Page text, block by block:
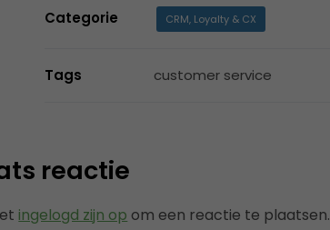
Categorie CRM, Loyalty & CX
Tags customer service
reactie
ingelogd zijn op om een reactie te plaatsen.